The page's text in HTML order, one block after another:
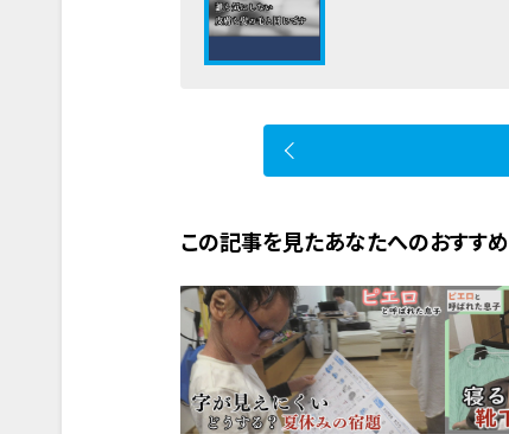
この記事を見たあなたへのおすすめ